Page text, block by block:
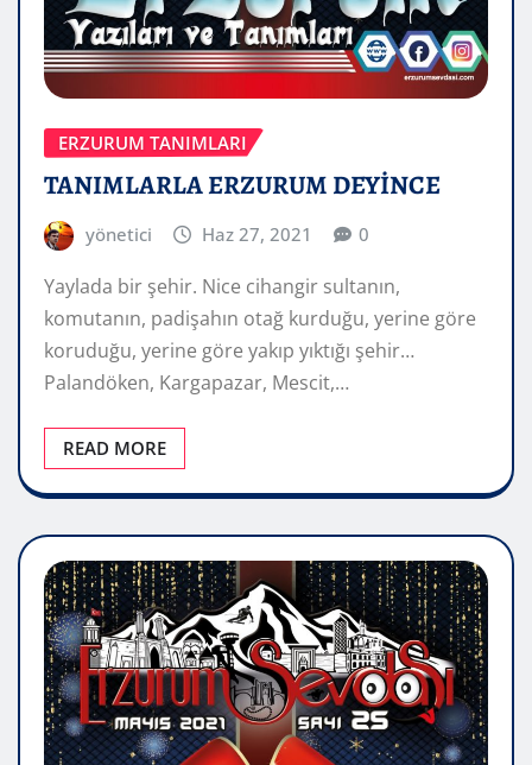
ERZURUM TANIMLARI
TANIMLARLA ERZURUM DEYİNCE
yönetici Haz 27, 2021 0
Yaylada bir şehir. Nice cihangir sultanın,
komutanın, padişahın otağ kurduğu, yerine göre
koruduğu, yerine göre yakıp yıktığı şehir…
Palandöken, Kargapazar, Mescit,…
READ MORE